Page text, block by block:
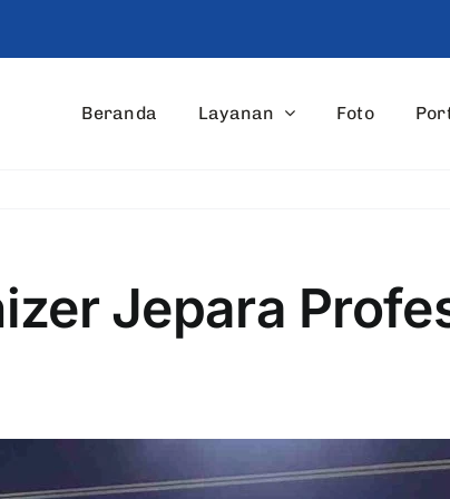
Beranda Layanan Foto
Jepara